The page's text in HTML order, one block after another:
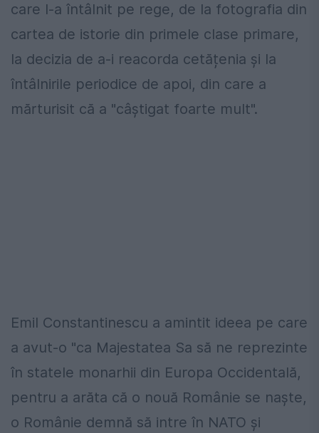
care l-a întâlnit pe rege, de la fotografia din
cartea de istorie din primele clase primare,
la decizia de a-i reacorda cetățenia și la
întâlnirile periodice de apoi, din care a
mărturisit că a "câștigat foarte mult".
Emil Constantinescu a amintit ideea pe care
a avut-o "ca Majestatea Sa să ne reprezinte
în statele monarhii din Europa Occidentală,
pentru a arăta că o nouă Românie se naște,
o Românie demnă să intre în NATO și